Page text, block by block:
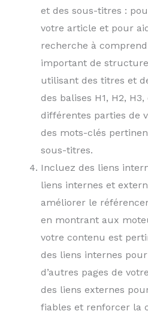
et des sous-titres :
votre article et pour
recherche à
important de
utilisant des titres et
des balises H1, H2,
différentes parties de
des mots-clés
sous-titres.
Incluez des liens
liens internes et
améliorer le
en montrant aux
votre contenu est
des liens internes
d’autres pages de
des liens externes
fiables et renforcer la